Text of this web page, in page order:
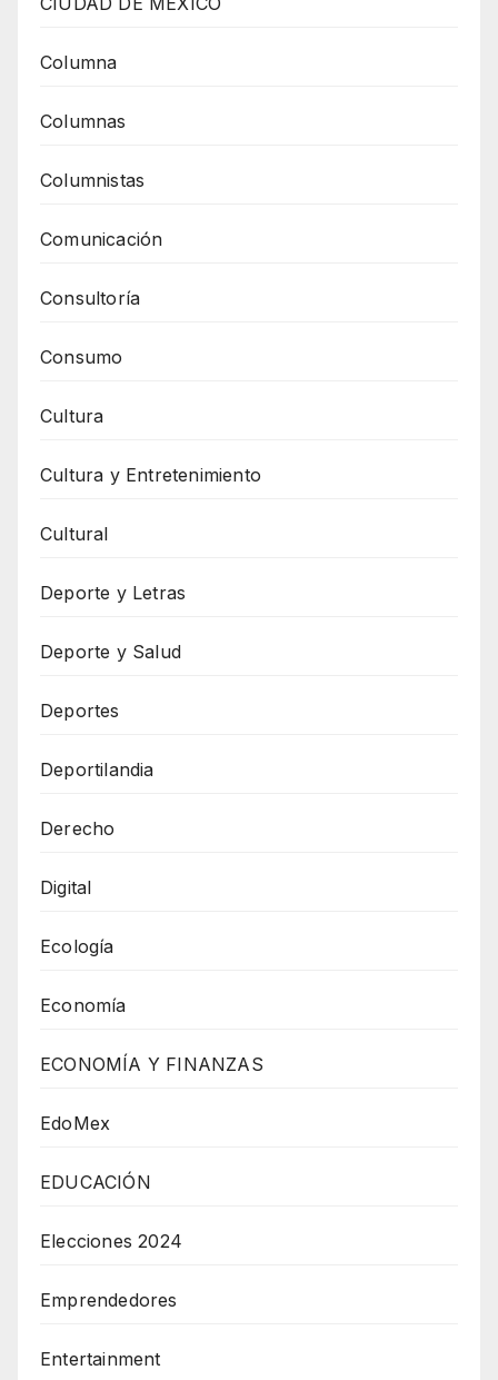
Columna
Columnas
Columnistas
Comunicación
Consultoría
Consumo
Cultura
Cultura y Entretenimiento
Cultural
Deporte y Letras
Deporte y Salud
Deportes
Deportilandia
Derecho
Digital
Ecología
Economía
ECONOMÍA Y FINANZAS
EdoMex
EDUCACIÓN
Elecciones 2024
Emprendedores
Entertainment